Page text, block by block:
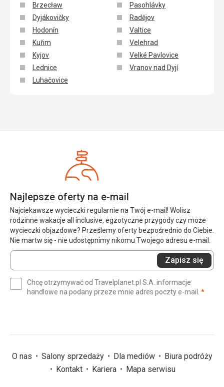
Brzecław
Dyjákovičky
Hodonín
Kuřim
Kyjov
Lednice
Luhačovice
Pasohlávky
Radějov
Valtice
Velehrad
Velké Pavlovice
Vranov nad Dyjí
Najlepsze oferty na e-mail
Najciekawsze wycieczki regularnie na Twój e-mail! Wolisz
rodzinne wakacje all inclusive, egzotyczne przygody czy może
wycieczki objazdowe? Prześlemy oferty bezpośrednio do Ciebie.
Nie martw się - nie udostępnimy nikomu Twojego adresu e-mail.
Wprowadź
swój
(wymagane)
Zapisz się
Chcę otrzymywać od Travelplanet.pl S.A. informacje
handlowe na podany przeze mnie adres poczty e-mail. *
O nas Salony sprzedaży Dla mediów
Biura podróży
Kontakt
Kariera Mapa serwisu